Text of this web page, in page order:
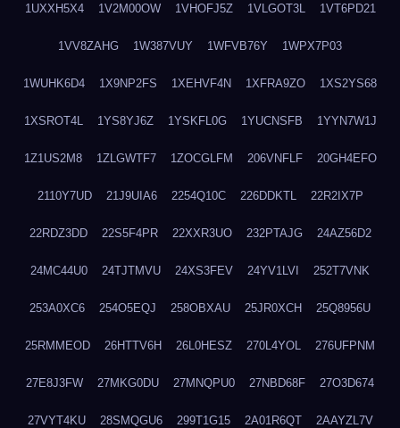
1UXXH5X4 1V2M00OW 1VHOFJ5Z 1VLGOT3L 1VT6PD21
1VV8ZAHG 1W387VUY 1WFVB76Y 1WPX7P03
1WUHK6D4 1X9NP2FS 1XEHVF4N 1XFRA9ZO 1XS2YS68
1XSROT4L 1YS8YJ6Z 1YSKFL0G 1YUCNSFB 1YYN7W1J
1Z1US2M8 1ZLGWTF7 1ZOCGLFM 206VNFLF 20GH4EFO
2110Y7UD 21J9UIA6 2254Q10C 226DDKTL 22R2IX7P
22RDZ3DD 22S5F4PR 22XXR3UO 232PTAJG 24AZ56D2
24MC44U0 24TJTMVU 24XS3FEV 24YV1LVI 252T7VNK
253A0XC6 254O5EQJ 258OBXAU 25JR0XCH 25Q8956U
25RMMEOD 26HTTV6H 26L0HESZ 270L4YOL 276UFPNM
27E8J3FW 27MKG0DU 27MNQPU0 27NBD68F 27O3D674
27VYT4KU 28SMQGU6 299T1G15 2A01R6QT 2AAYZL7V